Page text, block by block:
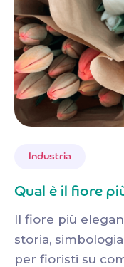
Industria
Qual è il fiore
Il fiore più
storia,
per fioristi su